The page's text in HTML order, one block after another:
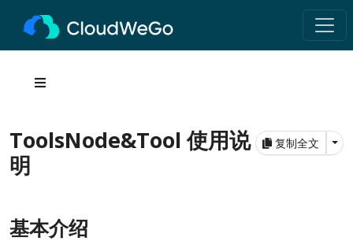
复制全文
ToolsNode&Tool 使用说
明
基本介绍